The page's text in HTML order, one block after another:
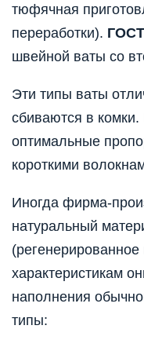
тюфячная
переработки).
швейной ваты со
Эти типы ваты
сбиваются в
оптимальные
короткими
Иногда фирма-
натуральный
характеристикам
наполнения
типы: